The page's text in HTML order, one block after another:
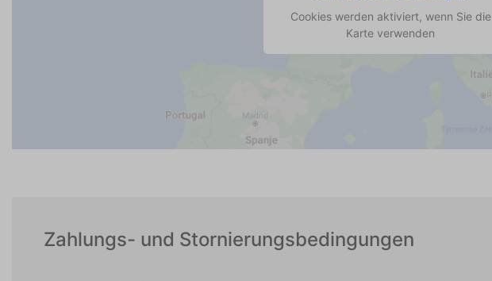
Cookies werden aktiviert, wenn Sie die
Karte verwenden
Zahlungs- und Stornierungsbedingungen